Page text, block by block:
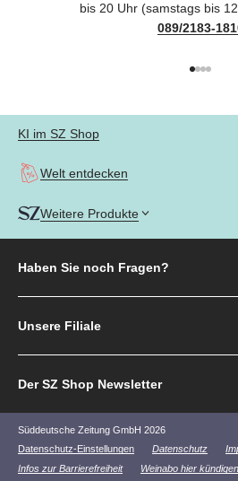
bis 20 Uhr (samstags bis
089/2183-
KI im SZ Shop
Welt entdecken
Weitere Produkte
Haben Sie noch Fragen?
Unsere Filiale
Der SZ Shop Newsletter
Süddeutsche Zeitung GmbH 2026
Datenschutz-Einstellungen
Datenschutz
Infos zur Barrierefreiheit
Weinabo hier kündigen